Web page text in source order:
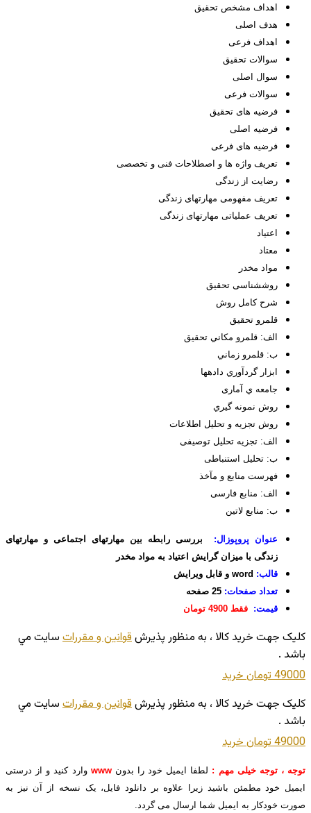
اهداف مشخص تحقیق
هدف اصلی
اهداف فرعی
سوالات تحقیق
سوال اصلی
سوالات فرعی
فرضیه­ های تحقیق
فرضیه اصلی
فرضیه­ های فرعی
تعریف واژه ‏ها و اصطلاحات فنی و تخصصی
رضایت از زندگی
تعریف مفهومی مهارتهای زندگی
تعریف عملیاتی مهارتهای زندگی
اعتیاد
معتاد
مواد مخدر
روش­شناسی تحقيق
شرح کامل روش
قلمرو تحقیق
الف: قلمرو مكاني تحقيق
ب: قلمرو زماني
ابزار گردآوري داده­ها
جامعه ي آماری
روش نمونه­ گیري
روش تجزيه و تحليل اطلاعات
الف: تجزیه تحلیل توصیفی
ب: تحلیل استنباطی
فهرست منابع و مآخذ
الف: منابع فارسی
ب: منابع لاتین
عنوان پروپوزال: بر رسی رابطه بین مهارتهای اجتماعی و مهارتهای
زندگی با میزان گرایش اعتیاد به مواد مخدر
قالب:
تعداد صفحات:
قیمت: فقط 4900 تومان
کليک جهت خريد کالا ، به منظور پذيرشقوانين و مقررات سايت مي
باشد .
49000 تومان
خريد
کليک جهت خريد کالا ، به منظور پذيرشقوانين و مقررات سايت مي
باشد .
49000 تومان
خريد
توجه ، توجه خیلی مهم : لطفا ایمیل خود را بدون www وارد کنید و از درستی
ایمیل خود مطمئن باشید زیرا علاوه بر دانلود فایل، یک نسخه از آن نیز به
صورت خودکار به ایمیل شما ارسال می گردد.